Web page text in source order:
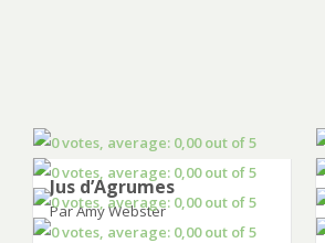
Jus d’Agrumes
Par Amy Webster